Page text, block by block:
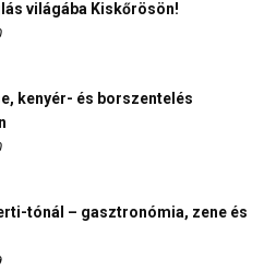
világába Kiskőrösön!
kenyér- és borszentelés
tónál – gasztronómia, zene és